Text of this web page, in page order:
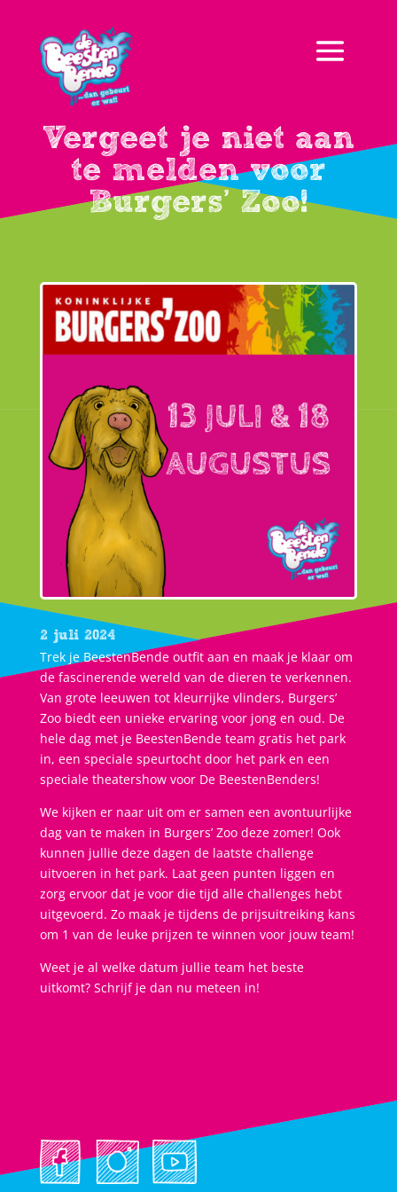
Vergeet je niet aan
te melden voor
Burgers’ Zoo!
2 juli 2024
Trek je BeestenBende outfit aan en maak je klaar om
de fascinerende wereld van de dieren te verkennen.
Van grote leeuwen tot kleurrijke vlinders, Burgers’
Zoo biedt een unieke ervaring voor jong en oud. De
hele dag met je BeestenBende team gratis het park
in, een speciale speurtocht door het park en een
speciale theatershow voor De BeestenBenders!
We kijken er naar uit om er samen een avontuurlijke
dag van te maken in Burgers’ Zoo deze zomer! Ook
kunnen jullie deze dagen de laatste challenge
uitvoeren in het park. Laat geen punten liggen en
zorg ervoor dat je voor die tijd alle challenges hebt
uitgevoerd. Zo maak je tijdens de prijsuitreiking kans
om 1 van de leuke prijzen te winnen voor jouw team!
Weet je al welke datum jullie team het beste
uitkomt? Schrijf je dan nu meteen in!